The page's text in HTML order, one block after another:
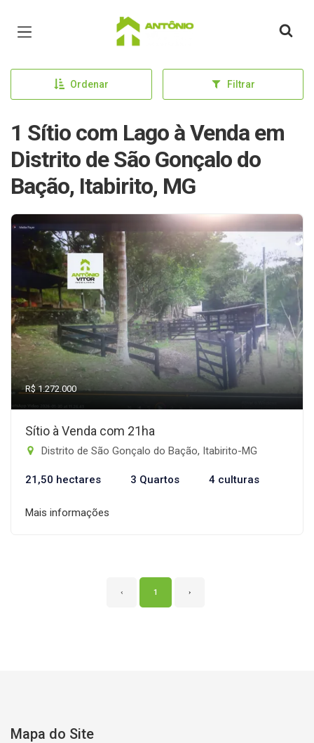
Página inicial
Ordenar Filtrar
1 Sítio com Lago à Venda em
Distrito de São Gonçalo do
Bação, Itabirito, MG
R$ 1.272.000
Sítio à Venda com 21ha
Distrito de São Gonçalo do Bação, Itabirito-MG
21,50 hectares 3 Quartos 4 culturas
Mais informações
‹ 1 ›
Mapa do Site